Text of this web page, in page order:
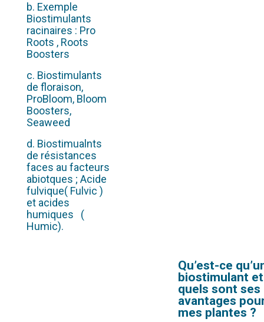
b. Exemple
Biostimulants
racinaires : Pro
Roots , Roots
Boosters
c. Biostimulants
de floraison,
ProBloom, Bloom
Boosters,
Seaweed
d. Biostimualnts
de résistances
faces au facteurs
abiotques ; Acide
fulvique( Fulvic )
et acides
humiques (
Humic).
Qu’est-ce
biostimulant et
quels sont ses
avantages
mes plantes ?